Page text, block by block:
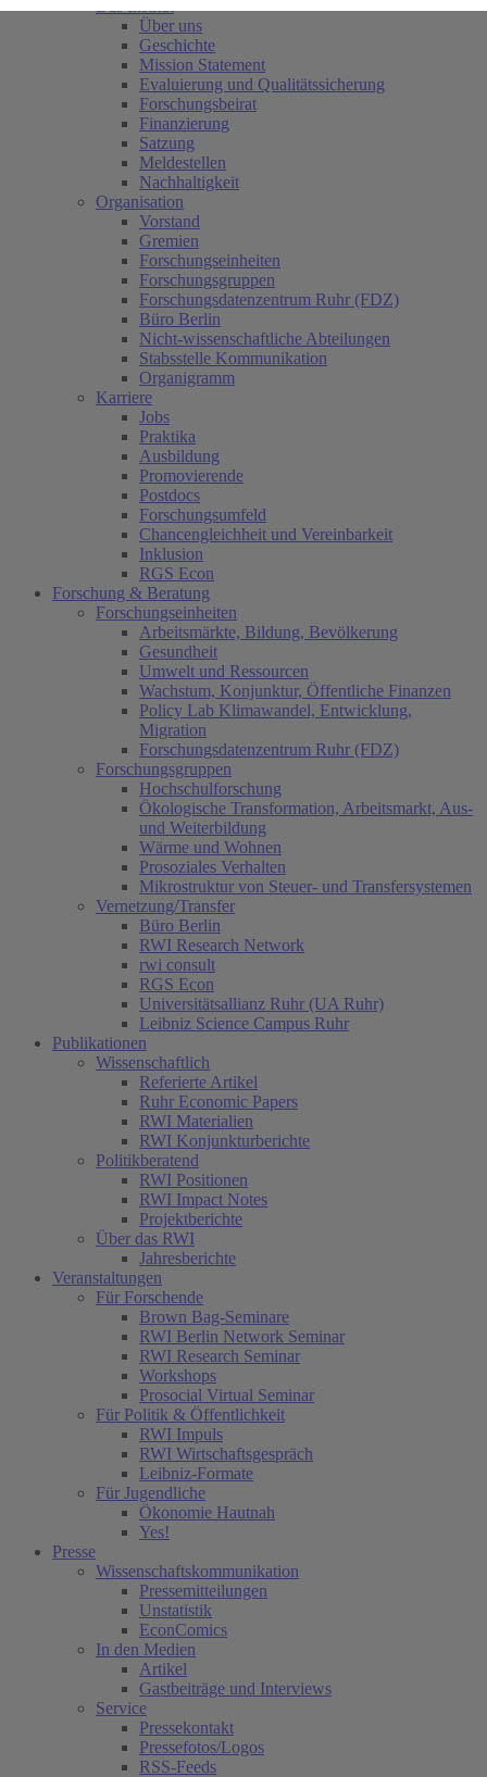
Über uns
Geschichte
Mission Statement
Evaluierung und Qualitätssicherung
Forschungsbeirat
Finanzierung
Satzung
Meldestellen
Nachhaltigkeit
Organisation
Vorstand
Gremien
Forschungseinheiten
Forschungsgruppen
Forschungsdatenzentrum Ruhr (FDZ)
Büro Berlin
Nicht-wissenschaftliche Abteilungen
Stabsstelle Kommunikation
Organigramm
Karriere
Jobs
Praktika
Ausbildung
Promovierende
Postdocs
Forschungsumfeld
Chancengleichheit und Vereinbarkeit
Inklusion
RGS Econ
Forschung & Beratung
Forschungseinheiten
Arbeitsmärkte, Bildung, Bevölkerung
Gesundheit
Umwelt und Ressourcen
Wachstum, Konjunktur, Öffentliche Finanzen
Policy Lab Klimawandel, Entwicklung,
Migration
Forschungsdatenzentrum Ruhr (FDZ)
Forschungsgruppen
Hochschulforschung
Ökologische Transformation, Arbeitsmarkt, Aus-
und Weiterbildung
Wärme und Wohnen
Prosoziales Verhalten
Mikrostruktur von Steuer- und Transfersystemen
Vernetzung/Transfer
Büro Berlin
RWI Research Network
rwi consult
RGS Econ
Universitätsallianz Ruhr (UA Ruhr)
Leibniz Science Campus Ruhr
Publikationen
Wissenschaftlich
Referierte Artikel
Ruhr Economic Papers
RWI Materialien
RWI Konjunkturberichte
Politikberatend
RWI Positionen
RWI Impact Notes
Projektberichte
Über das RWI
Jahresberichte
Veranstaltungen
Für Forschende
Brown Bag-Seminare
RWI Berlin Network Seminar
RWI Research Seminar
Workshops
Prosocial Virtual Seminar
Für Politik & Öffentlichkeit
RWI Impuls
RWI Wirtschaftsgespräch
Leibniz-Formate
Für Jugendliche
Ökonomie Hautnah
Yes!
Presse
Wissenschaftskommunikation
Pressemitteilungen
Unstatistik
EconComics
In den Medien
Artikel
Gastbeiträge und Interviews
Service
Pressekontakt
Pressefotos/Logos
RSS-Feeds